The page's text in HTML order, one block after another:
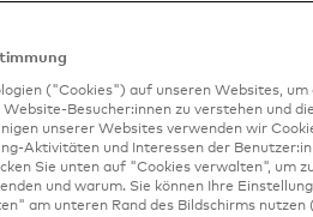
eine Tatsache, ein Ereignis, ein
oder anzuzeigen; Zeichen
oder Kennzeichen für
("Cookies") auf unseren Websites, um
Besucher:innen zu verstehen und die
unserer Websites verwenden wir
Aktivitäten und Interessen der
Sie unten auf "Cookies verwalten", um
und warum. Sie können Ihre
am unteren Rand des Bildschirms nutzen